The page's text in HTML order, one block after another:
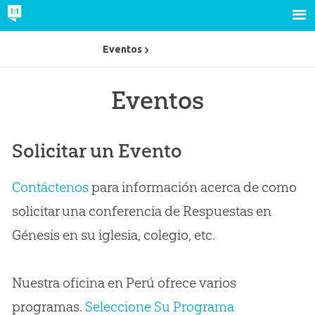
Eventos
Solicitar un Evento
Contáctenospara información acerca de como
solicitar una conferencia de Respuestas en
Génesis en su iglesia, colegio, etc.
Nuestra oficina en Perú ofrece varios
programas. Seleccione Su Programa
Eventos